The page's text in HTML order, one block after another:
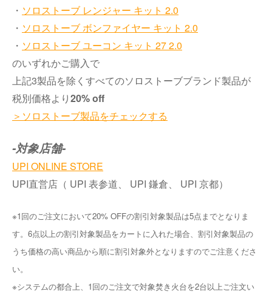
・ ソロストーブ レンジャー キット 2.0
・ ソロストーブ ボンファイヤー キット 2.0
・ ソロストーブ ユーコン キット 27 2.0
のいずれかご購入で
上記3製品を除くすべてのソロストーブブランド製品が
税別価格より20% off
＞ソロストーブ製品をチェックする
-対象店舗-
UPI ONLINE STORE
UPI直営店（ UPI 表参道、 UPI 鎌倉、 UPI 京都）
※1回のご注文において20% OFFの割引対象製品は5点までとなりま
す。6点以上の割引対象製品をカートに入れた場合、割引対象製品の
うち価格の高い商品から順に割引対象外となりますのでご注意くださ
い。
※システムの都合上、1回のご注文で対象焚き火台を2台以上ご注文い